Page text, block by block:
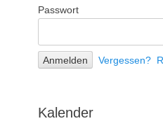
Passwort
Vergessen?
Kalender